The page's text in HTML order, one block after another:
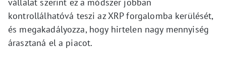
kontrollálhatóvá teszi az XRP forgalomba kerülését,
és megakadályozza, hogy hirtelen nagy mennyiség
árasztaná el a piacot.